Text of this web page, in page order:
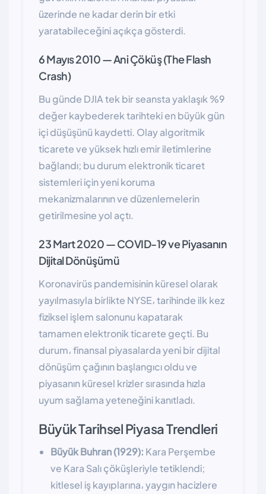
üzerinde ne kadar derin bir etki
yaratabileceğini açıkça gösterdi.
6 Mayıs 2010 — Ani Çöküş (The Flash
Crash)
Bu günde DJIA tek bir seansta yaklaşık %9
değer kaybederek tarihteki en büyük gün
içi düşüşünü kaydetti. Olay algoritmik
ticarete ve yüksek hızlı emir iletimlerine
bağlandı; bu durum elektronik ticaret
sistemleri için yeni koruma
mekanizmalarının ve düzenlemelerin
getirilmesine yol açtı.
23 Mart 2020 — COVID-19 ve Piyasanın
Dijital Dönüşümü
Koronavirüs pandemisinin küresel olarak
yayılmasıyla birlikte NYSE، tarihinde ilk kez
fiziksel işlem salonunu kapatarak
tamamen elektronik ticarete geçti. Bu
durum، finansal piyasalarda yeni bir dijital
dönüşüm çağının başlangıcı oldu ve
piyasanın küresel krizler sırasında hızla
uyum sağlama yeteneğini kanıtladı.
Büyük Tarihsel Piyasa Trendleri
Büyük Buhran (1929): Kara Perşembe
ve Kara Salı çöküşleriyle tetiklendi;
kitlesel iş kayıplarına، yaygın hacizlere